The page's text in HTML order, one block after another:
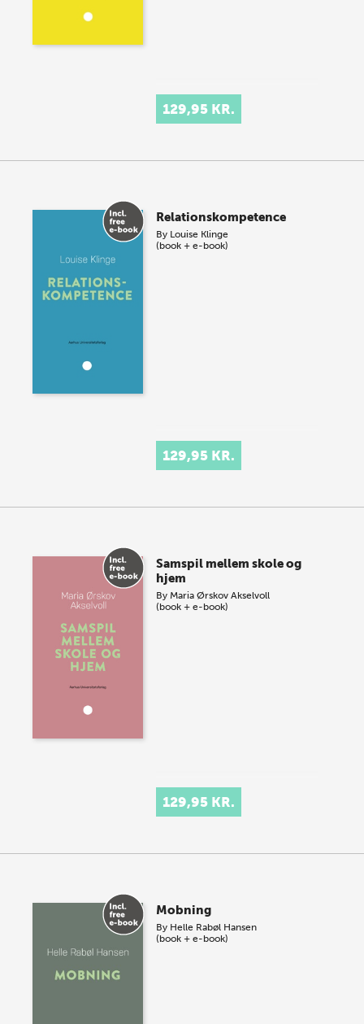
129,95 KR.
Relationskompetence
By Louise Klinge
(book + e-book)
129,95 KR.
Samspil mellem skole og
hjem
By Maria Ørskov Akselvoll
(book + e-book)
129,95 KR.
Mobning
By Helle Rabøl Hansen
(book + e-book)